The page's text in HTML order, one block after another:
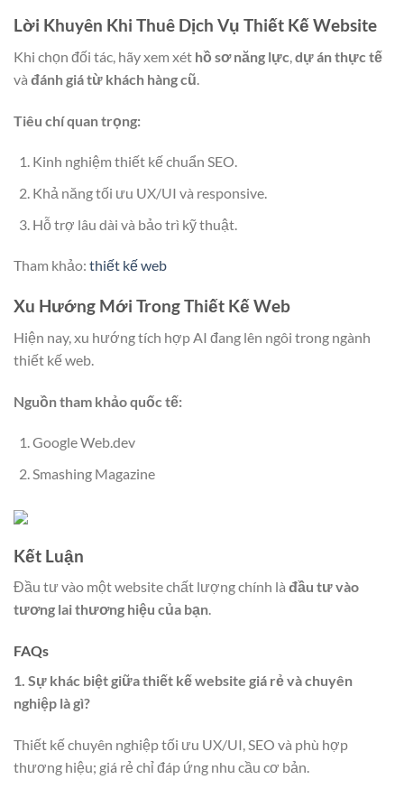
Lời Khuyên Khi Thuê Dịch Vụ Thiết Kế Website
Khi chọn đối tác, hãy xem xét hồ sơ năng lực,dự án thực tế
và đánh giá từ khách hàng cũ.
Tiêu chí quan trọng:
Kinh nghiệm thiết kế chuẩn SEO.
Khả năng tối ưu UX/UI và responsive.
Hỗ trợ lâu dài và bảo trì kỹ thuật.
Tham khảo: thiết kế web
Xu Hướng Mới Trong Thiết Kế Web
Hiện nay, xu hướng tích hợp AI đang lên ngôi trong ngành
thiết kế web.
Nguồn tham khảo quốc tế:
Google Web.dev
Smashing Magazine
Kết Luận
Đầu tư vào một website chất lượng chính là đầu tư vào
tương lai thương hiệu của bạn.
FAQs
1. Sự khác biệt giữa thiết kế website giá rẻ và chuyên
nghiệp là gì?
Thiết kế chuyên nghiệp tối ưu UX/UI, SEO và phù hợp
thương hiệu; giá rẻ chỉ đáp ứng nhu cầu cơ bản.